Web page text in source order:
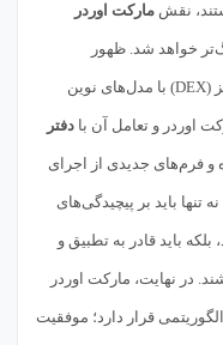
مارکت اوردر
خواهد شد. ظهور
قراردادهای هوشمند و صرافی‌های غیرمتمرکز (DEX) با مدل‌های نوین
دفتر
و فرم‌های جدیدی از اجرای
تنها باید بر پیچیدگی‌های
باید قادر به تطبیق و
در نهایت، مارکت اوردر
قرار دارد؛ موفقیت